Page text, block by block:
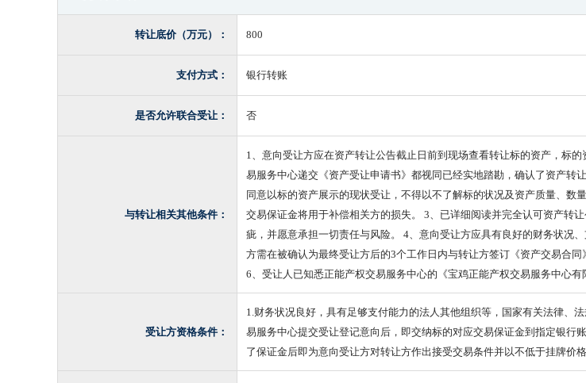
转让底价（万元）： 800
支付方式： 银行转账
是否允许联合受让： 否
与转让相关其他条件：
1、意向受让方应在资产转让公告截止日前到现场查看转让标的资产，标
易服务中心递交《资产受让申请书》都视同已经实地踏勘，确认了资产转
同意以标的资产展示的现状受让，不得以不了解标的状况及资产质量、
交易保证金将用于补偿相关方的损失。 3、已详细阅读并完全认可资产转
疵，并愿意承担一切责任与风险。 4、意向受让方应具有良好的财务状况
方需在被确认为最终受让方后的3个工作日内与转让方签订《资产交易合
6、受让人已知悉正能产权交易服务中心的《宝鸡正能产权交易服务中心
受让方资格条件：
1.财务状况良好，具有足够支付能力的法人其他组织等，国家有关法律、
易服务中心提交受让登记意向后，即交纳标的对应交易保证金到指定银行
了保证金后即为意向受让方对转让方作出接受交易条件并以不低于挂牌价